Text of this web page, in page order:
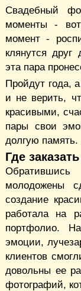
Свадебный
моменты - вот
момент -
клянутся
эта пара
Пройдут года,
и не верить,
красивыми,
пары свои
долгую память.
Где
молодожены
создание
работала на
портфолио.
эмоции,
клиентов
довольны ее
фотографий,